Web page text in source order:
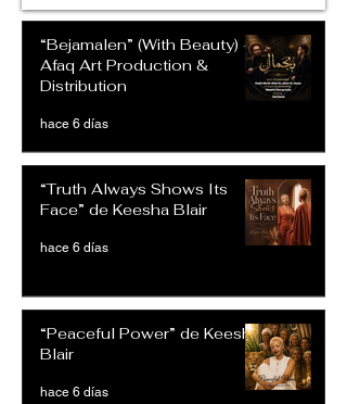
“Bejamalen” (With Beauty) –
Afaq Art Production &
Distribution
hace 6 días
“Truth Always Shows Its
Face” de Keesha Blair
hace 6 días
“Peaceful Power” de Keesha
Blair
hace 6 días